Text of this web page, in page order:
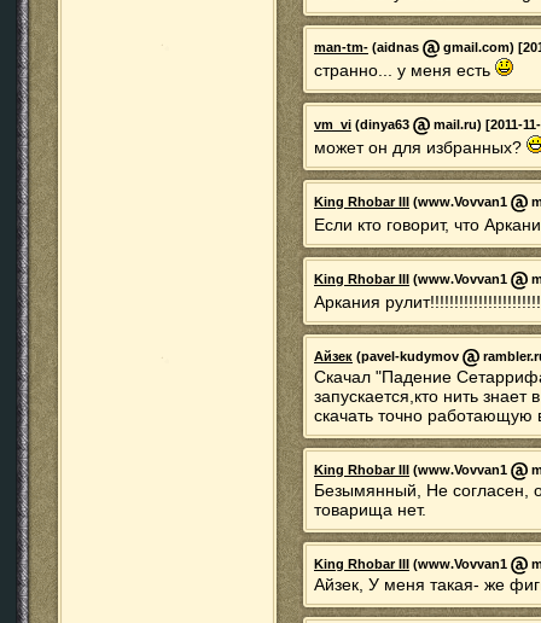
man-tm- (aidnas gmail.com)
странно... у меня есть
vm_vi (dinya63 mail.ru) [2011-
может он для избранных?
King Rhobar III (www.Vovvan1
Если кто говорит, что
King Rhobar III (www.Vovvan1
Аркания
Айзек (pavel-kudymov
Скачал "Падение
запускается,кто нить
скачать точно работающую
King Rhobar III (www.Vovvan1
Безымянный, Не согласен,
товарища нет.
King Rhobar III (www.Vovvan1
Айзек, У меня такая- же